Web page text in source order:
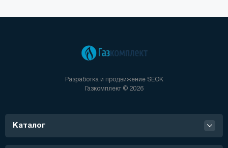
разряда.
воды.
Разработка и продвижение SEOK
Газкомплект © 2026
Каталог